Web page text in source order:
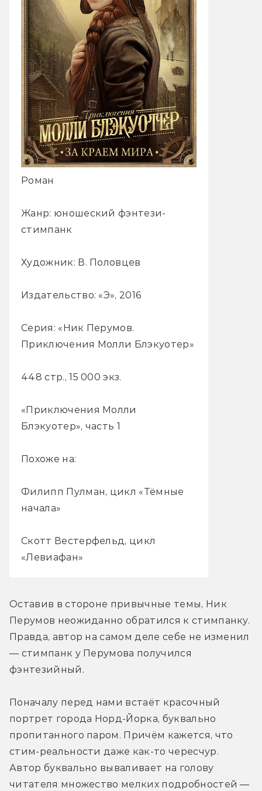
Роман
Жанр: юношеский фэнтези-
стимпанк
Художник: В. Половцев
Издательство: «Э», 2016
Серия: «Ник Перумов.
Приключения Молли Блэкуотер»
448 стр., 15 000 экз.
«Приключения Молли
Блэкуотер», часть 1
Похоже на:
Филипп Пулман, цикл «Тёмные
начала»
Скотт Вестерфельд, цикл
«Левиафан»
Оставив в стороне привычные темы, Ник
Перумов неожиданно обратился к стимпанку.
Правда, автор на самом деле себе не изменил
— стимпанк у Перумова получился
фэнтезийный.
Поначалу перед нами встаёт красочный
портрет города Норд-Йорка, буквально
пропитанного паром. Причём кажется, что
стим-реальности даже как-то чересчур.
Автор буквально вываливает на голову
читателя множество мелких подробностей —